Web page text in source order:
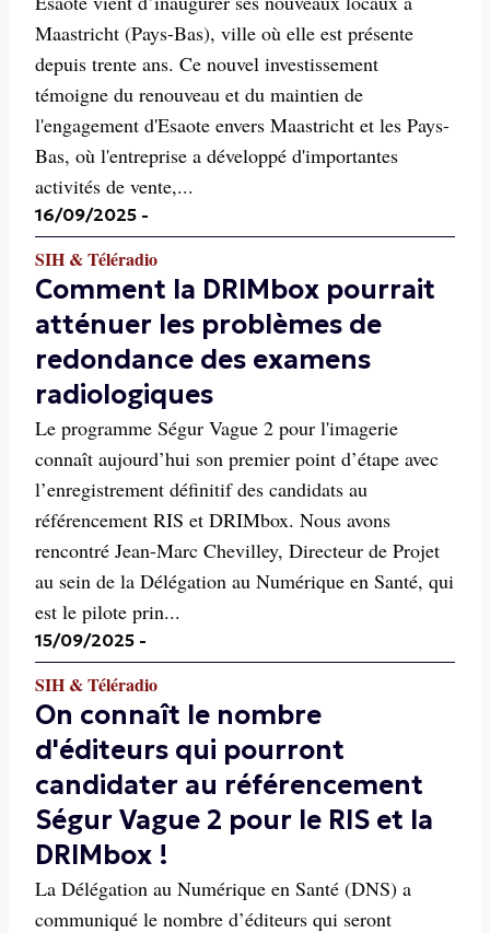
Maastricht (Pays-Bas), ville où elle est présente
depuis trente ans. Ce nouvel investissement
témoigne du renouveau et du maintien de
l'engagement d'Esaote envers Maastricht et les Pays-
Bas, où l'entreprise a développé d'importantes
activités de vente,...
16/09/2025 -
SIH & Téléradio
Comment la DRIMbox pourrait
atténuer les problèmes de
redondance des examens
radiologiques
Le programme Ségur Vague 2 pour l'imagerie
connaît aujourd’hui son premier point d’étape avec
l’enregistrement définitif des candidats au
référencement RIS et DRIMbox. Nous avons
rencontré Jean-Marc Chevilley, Directeur de Projet
au sein de la Délégation au Numérique en Santé, qui
est le pilote prin...
15/09/2025 -
SIH & Téléradio
On connaît le nombre
d'éditeurs qui pourront
candidater au référencement
Ségur Vague 2 pour le RIS et la
DRIMbox !
La Délégation au Numérique en Santé (DNS) a
communiqué le nombre d’éditeurs qui seront